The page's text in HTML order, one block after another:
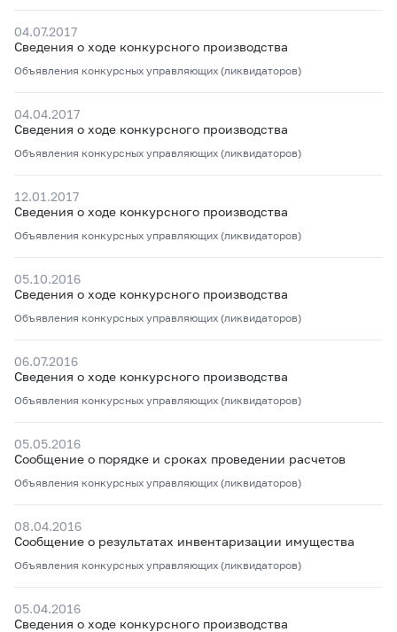
04.07.2017
Сведения о ходе конкурсного производства
Объявления конкурсных управляющих (ликвидаторов)
04.04.2017
Сведения о ходе конкурсного производства
Объявления конкурсных управляющих (ликвидаторов)
12.01.2017
Сведения о ходе конкурсного производства
Объявления конкурсных управляющих (ликвидаторов)
05.10.2016
Сведения о ходе конкурсного производства
Объявления конкурсных управляющих (ликвидаторов)
06.07.2016
Сведения о ходе конкурсного производства
Объявления конкурсных управляющих (ликвидаторов)
05.05.2016
Сообщение о порядке и сроках проведении расчетов
Объявления конкурсных управляющих (ликвидаторов)
08.04.2016
Сообщение о результатах инвентаризации имущества
Объявления конкурсных управляющих (ликвидаторов)
05.04.2016
Сведения о ходе конкурсного производства